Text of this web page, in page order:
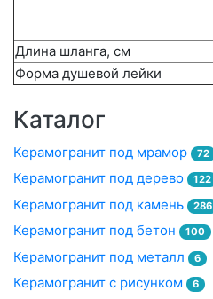
Длина шланга, см
Форма душевой лейки
Каталог
Керамогранит под мрамор 72
Керамогранит под дерево 122
Керамогранит под камень 286
Керамогранит под бетон 100
Керамогранит под металл 6
Керамогранит с рисунком 6